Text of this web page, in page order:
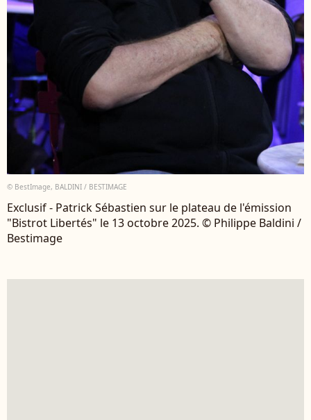
© BestImage, BALDINI / BESTIMAGE
Exclusif - Patrick Sébastien sur le plateau de l'émission
"Bistrot Libertés" le 13 octobre 2025. © Philippe Baldini /
Bestimage